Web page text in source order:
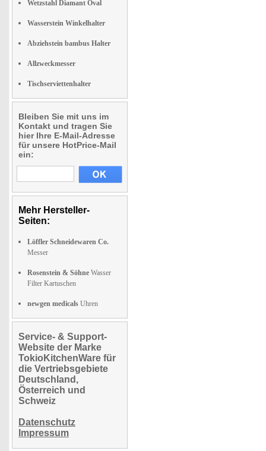
Wetzstahl Diamant Oval
Wasserstein Winkelhalter
Abziehstein bambus Halter
Allzweckmesser
Tischserviettenhalter
Bleiben Sie mit uns im
Kontakt und tragen Sie
hier Ihre E-Mail-Adresse
für unsere HotPrice-Mail
ein:
Mehr Hersteller-
Seiten:
Löffler Schneidewaren Co.
Messer
Rosenstein & Söhne Wasser
Filter Kartuschen
newgen medicals Uhren
Service- & Support-
Website der Marke
TokioKitchenWare für
die Vertriebsgebiete
Deutschland,
Österreich und
Schweiz
Datenschutz
Impressum